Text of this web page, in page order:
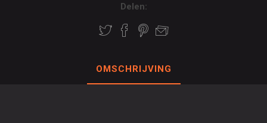
Delen:
OMSCHRIJVING